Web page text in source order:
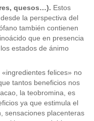
quesos…). Estos
la perspectiva del
también contienen
que en presencia
estados de ánimo
felices» no
tantos beneficios nos
la teobromina, es
ya que estimula el
sensaciones placenteras